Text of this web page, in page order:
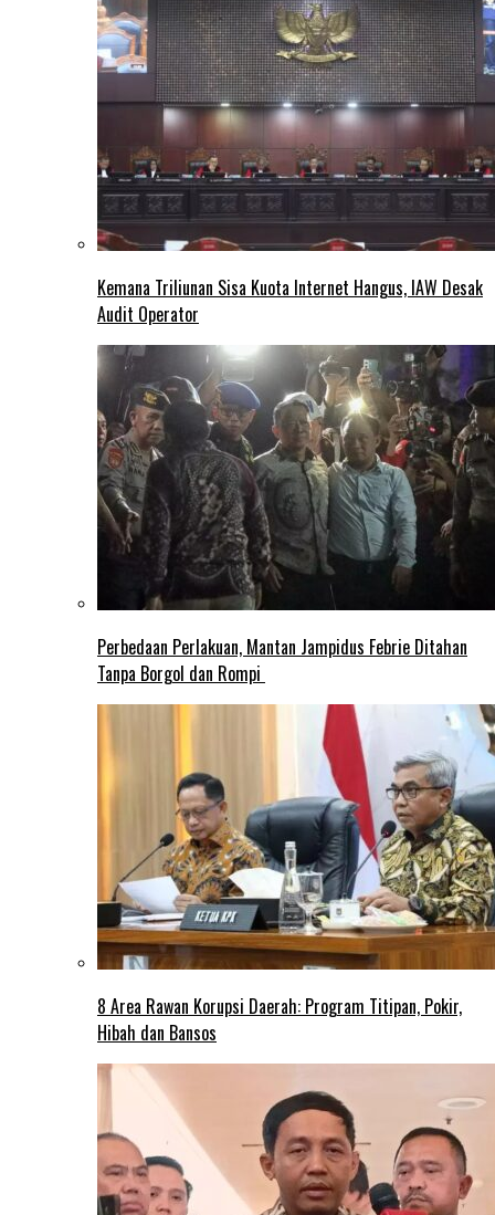
Kemana Triliunan Sisa Kuota Internet Hangus, IAW Desak
Audit Operator
Perbedaan Perlakuan, Mantan Jampidus Febrie Ditahan
Tanpa Borgol dan Rompi
8 Area Rawan Korupsi Daerah: Program Titipan, Pokir,
Hibah dan Bansos